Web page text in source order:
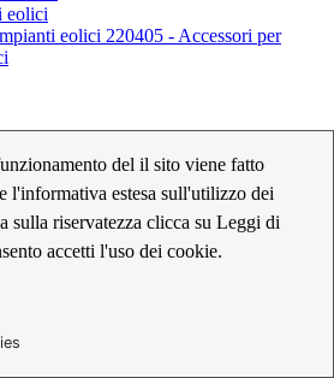
del il sito viene fatto
l'informativa estesa sull'utilizzo dei
sulla riservatezza clicca su Leggi di
accetti l'uso dei cookie.
eolici
eolici 220405 - Accessori per
fotovoltaici
fotovoltaici
per impianti fotovoltaici
e configurazione per impianti
fotovoltaici